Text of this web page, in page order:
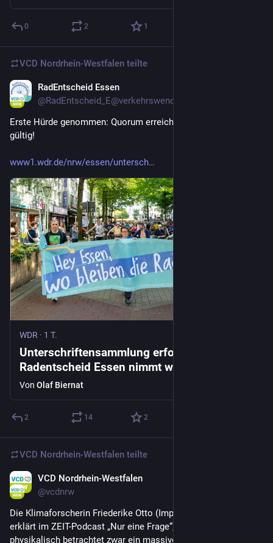
0 2 1
VCD Nordrhein-Westfalen teilte
RadEntscheid Essen
@RadEntscheid_E@verkehrswende.social
Erste Hürde genommen: Quorum erreicht, Unterschriften sind
gültig!
www1.wdr.de/nrw/essen/untersch
WDR · 1 T.
Unterschriftensammlung erfolgreich |
Radentscheid Essen nimmt wichtige Hürde
Von Olaf Biernat
2 14 2
VCD Nordrhein-Westfalen teilte
VCD Nordrhein-Westfalen
@vcdnrw
Die Klimaforscherin Friederike Otto (Imperial College London)
erklärt im ZEIT-Podcast „Nur eine Frage“, warum die Welt
physikalisch betrachtet zwar ein massives Problem hat – und